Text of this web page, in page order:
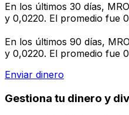
En los últimos 30 días,
y 0,0220. El promedio fue
En los últimos 90 días,
y 0,0220. El promedio fue
Enviar dinero
Gestiona tu dinero y